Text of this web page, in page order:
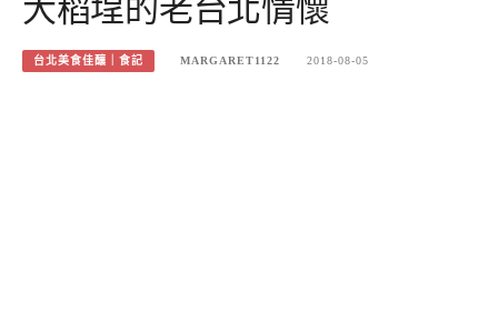
大稻埕的老台北情懷
台北美食佳釀｜食記 MARGARET1122 2018-08-05